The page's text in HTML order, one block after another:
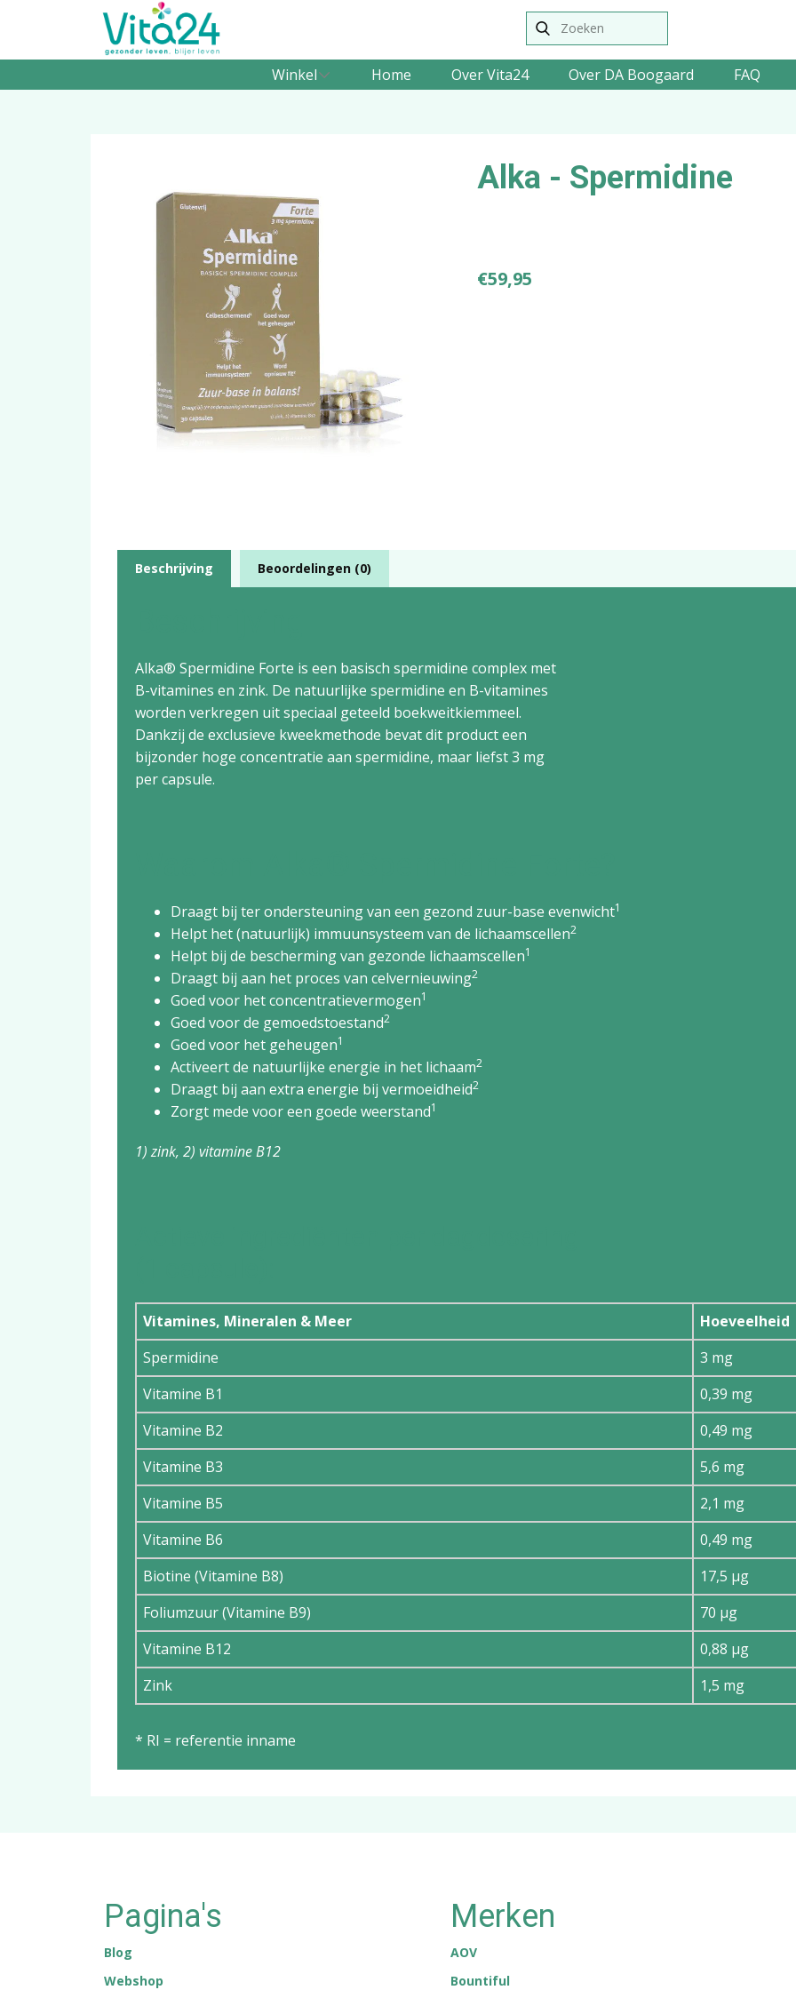
Winkel Home Over Vita24 Over DA Boogaard FAQ
Alka - Spermidine
€59,95
Beschrijving Beoordelingen (0)
Alka® Spermidine Forte is een basisch spermidine complex met
B-vitamines en zink. De natuurlijke spermidine en B-vitamines
worden verkregen uit speciaal geteeld boekweitkiemmeel.
Dankzij de exclusieve kweekmethode bevat dit product een
bijzonder hoge concentratie aan spermidine, maar liefst 3 mg
per capsule.
Draagt bij ter ondersteuning van een gezond zuur-base evenwicht1
Helpt het (natuurlijk) immuunsysteem van de lichaamscellen2
Helpt bij de bescherming van gezonde lichaamscellen1
Draagt bij aan het proces van celvernieuwing2
Goed voor het concentratievermogen1
Goed voor de gemoedstoestand2
Goed voor het geheugen1
Activeert de natuurlijke energie in het lichaam2
Draagt bij aan extra energie bij vermoeidheid2
Zorgt mede voor een goede weerstand1
1) zink, 2) vitamine B12
Vitamines, Mineralen & Meer Hoeveelheid
Spermidine
3 mg
Vitamine B1
0,39 mg
Vitamine B2
0,49 mg
Vitamine B3
5,6 mg
Vitamine B5
2,1 mg
Vitamine B6
0,49 mg
Biotine (Vitamine B8)
17,5 μg
Foliumzuur (Vitamine B9)
70 μg
Vitamine B12
0,88 μg
Zink
1,5 mg
* RI = referentie inname
Pagina's
Blog
Webshop
Merken
AOV
Bountiful